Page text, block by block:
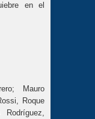
en el
Mauro
Roque